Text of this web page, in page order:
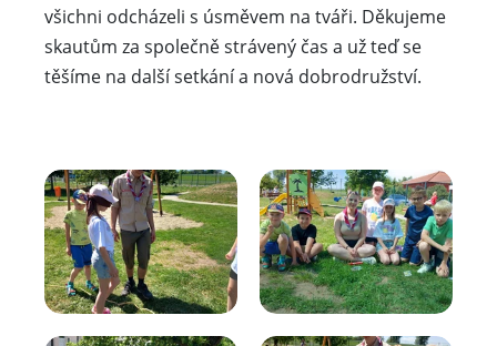
všichni odcházeli s úsměvem na tváři. Děkujeme
skautům za společně strávený čas a už teď se
těšíme na další setkání a nová dobrodružství.